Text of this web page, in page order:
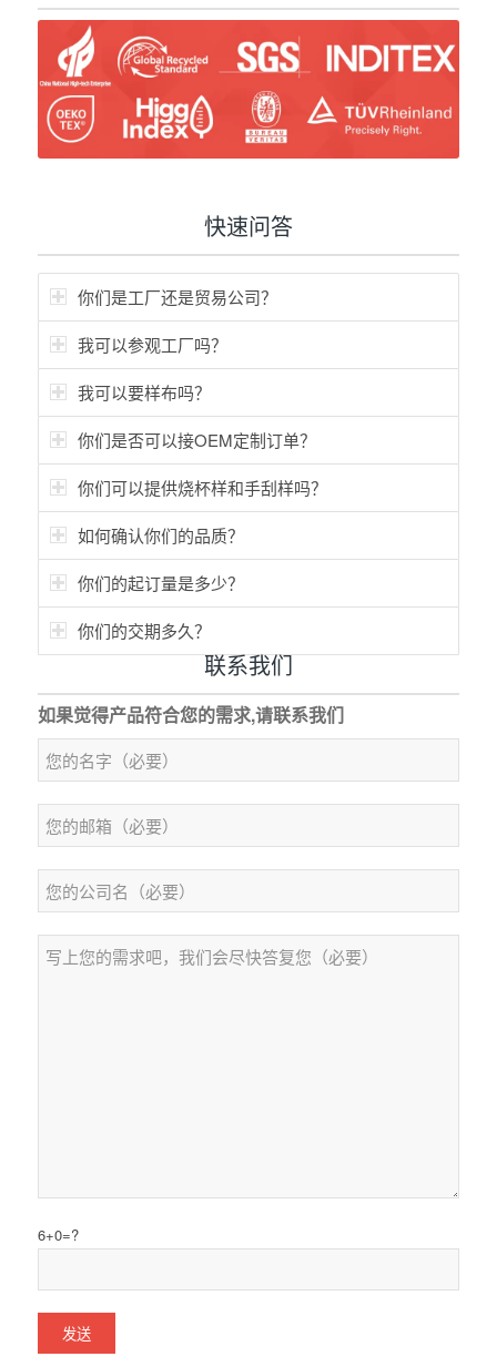
快速问答
你们是工厂还是贸易公司？
我可以参观工厂吗？
我可以要样布吗？
你们是否可以接OEM定制订单？
你们可以提供烧杯样和手刮样吗？
如何确认你们的品质？
你们的起订量是多少？
你们的交期多久？
联系我们
如果觉得产品符合您的需求,请联系我们
6+0=?